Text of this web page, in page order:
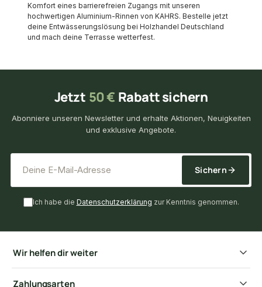
Komfort eines barrierefreien Zugangs mit unseren
hochwertigen Aluminium-Rinnen von KAHRS. Bestelle jetzt
deine Entwässerungslösung bei Holzhandel Deutschland
und mach deine Terrasse wetterfest.
Jetzt 50 € Rabatt sichern
Abonniere unseren Newsletter und erhalte Aktionen, Neuigkeiten
und exklusive Angebote.
Sichern
Ich habe die Datenschutzerklärung zur Kenntnis genommen.
Wir helfen dir weiter
Zahlungsarten